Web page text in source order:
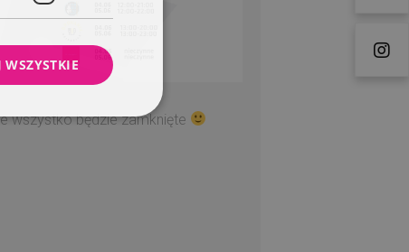
wszystko będzie zamknięte
WSZYSTKIE